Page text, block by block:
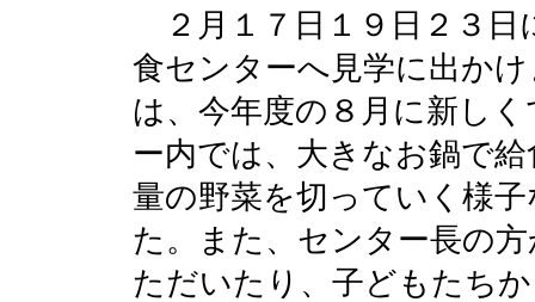
２月１７日１９日２３日
食センターへ見学に出か
は、今年度の８月に新し
ー内では、大きなお鍋で
量の野菜を切っていく様
た。また、センター長の
ただいたり、子どもたち